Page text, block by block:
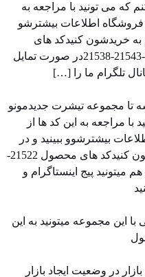
که می تونید با مراجعه به
⁠اطلاعات بیشترشو
به خریدشون کنیدکد های
محصول ⁠21558-21582-21577⁠-⁠21543⁠-⁠21538⁠در صورت تمایل
تلگرام⁠ ما را […]
تا مجموعه تیشرت جدیدمونو
با مراجعه به این کد ها از
بیشترشوو ببینید و در
صورت تمایل اقدام به خریدشون کنیدکد های محصول 21522-
هم میتونید پیج اینستاگرام و
این مجموعه میتونید به این
در وضعیت ایجاد بازار